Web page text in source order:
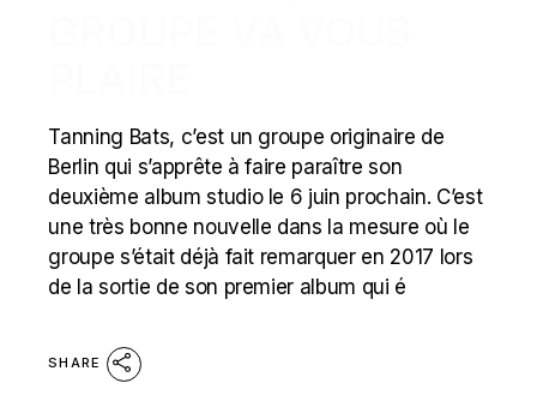
Tanning Bats, c’est un groupe originaire de
Berlin qui s’apprête à faire paraître son
deuxième album studio le 6 juin prochain. C’est
une très bonne nouvelle dans la mesure où le
groupe s’était déjà fait remarquer en 2017 lors
de la sortie de son premier album qui é
SHARE